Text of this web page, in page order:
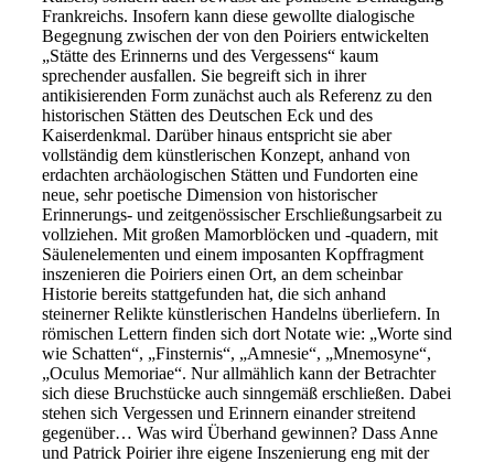
Frankreichs. Insofern kann diese gewollte dialogische
Begegnung zwischen der von den Poiriers entwickelten
„Stätte des Erinnerns und des Vergessens“ kaum
sprechender ausfallen. Sie begreift sich in ihrer
antikisierenden Form zunächst auch als Referenz zu den
historischen Stätten des Deutschen Eck und des
Kaiserdenkmal. Darüber hinaus entspricht sie aber
vollständig dem künstlerischen Konzept, anhand von
erdachten archäologischen Stätten und Fundorten eine
neue, sehr poetische Dimension von historischer
Erinnerungs- und zeitgenössischer Erschließungsarbeit zu
vollziehen. Mit großen Mamorblöcken und -quadern, mit
Säulenelementen und einem imposanten Kopffragment
inszenieren die Poiriers einen Ort, an dem scheinbar
Historie bereits stattgefunden hat, die sich anhand
steinerner Relikte künstlerischen Handelns überliefern. In
römischen Lettern finden sich dort Notate wie: „Worte sind
wie Schatten“, „Finsternis“, „Amnesie“, „Mnemosyne“,
„Oculus Memoriae“. Nur allmählich kann der Betrachter
sich diese Bruchstücke auch sinngemäß erschließen. Dabei
stehen sich Vergessen und Erinnern einander streitend
gegenüber… Was wird Überhand gewinnen? Dass Anne
und Patrick Poirier ihre eigene Inszenierung eng mit der